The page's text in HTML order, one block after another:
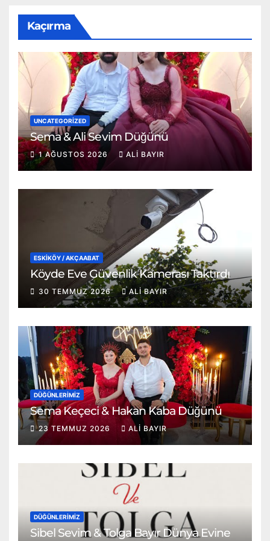
Kaçırma
UNCATEGORIZED
Sema & Ali Sevim Düğünü
1 AĞUSTOS 2026 ALI BAYIR
ESKİKÖY / AKÇAABAT
Köyde Eve Güvenlik Kamerası Taktırdı
30 TEMMUZ 2026 ALI BAYIR
DÜĞÜNLERIMIZ
Sema Keçeci & Hakan Kaba Düğünü
23 TEMMUZ 2026 ALI BAYIR
DÜĞÜNLERIMIZ
Sibel Sevim & Tolga Bayır Dünya Evine